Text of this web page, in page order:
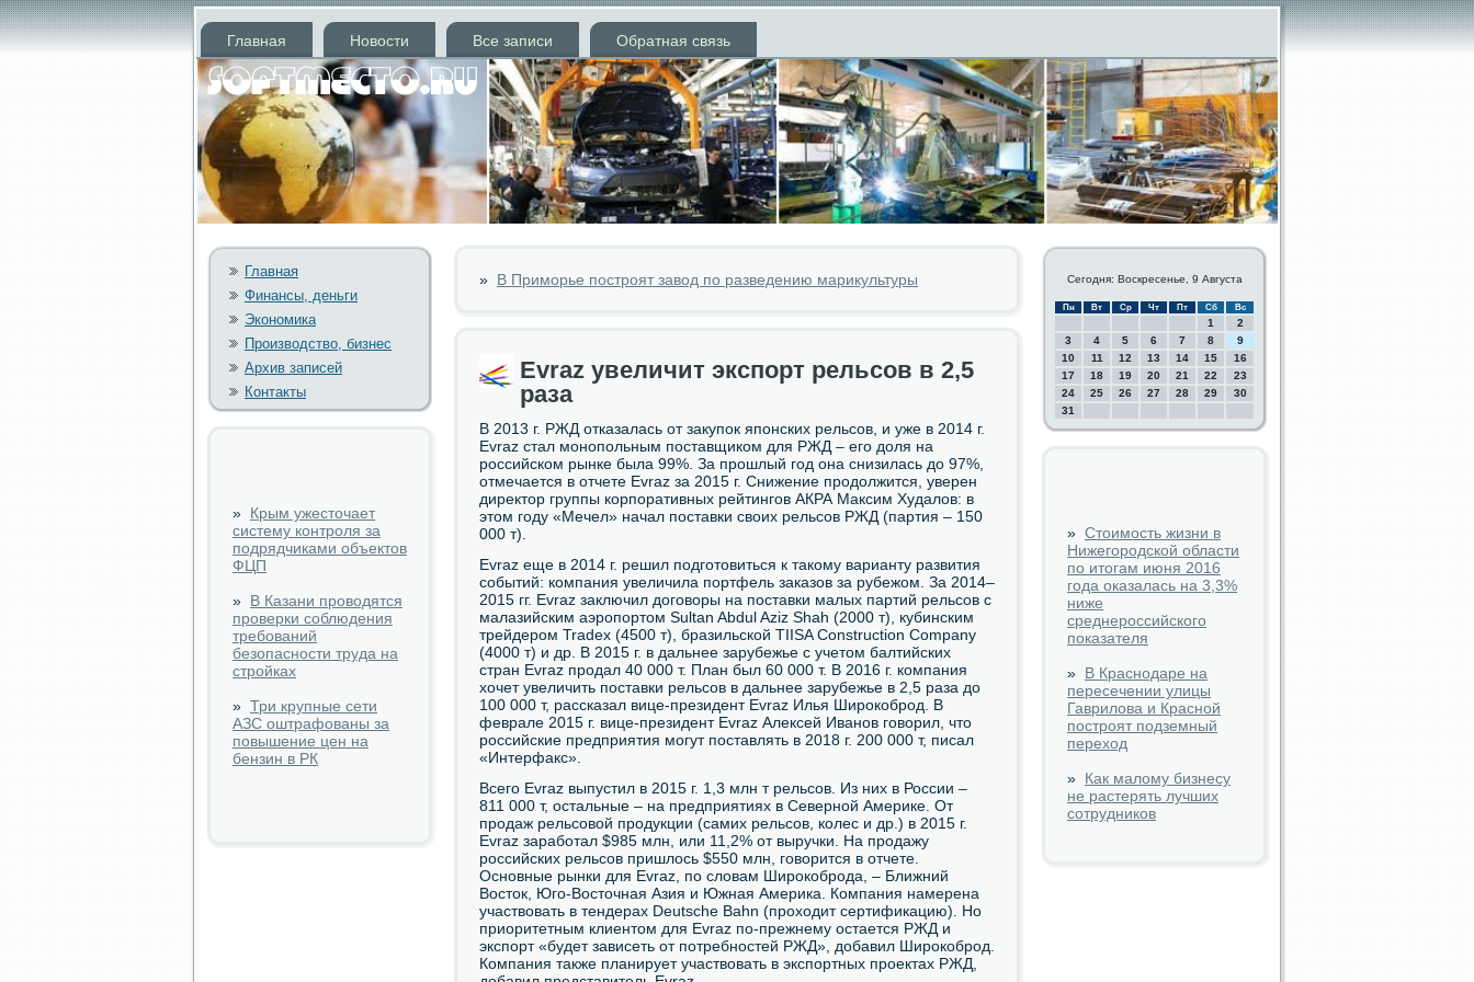
Главная Новости Все записи Обратная связь
Главная
Финансы, деньги
Экономика
Производство, бизнес
Архив записей
Контакты
» Крым ужесточает
систему контроля за
подрядчиками объектов
ФЦП
» В Казани проводятся
проверки соблюдения
требований
безопасности труда на
стройках
» Три крупные сети
АЗС оштрафованы за
повышение цен на
бензин в РК
» В Приморье построят завод по разведению марикультуры
Evraz увеличит экспорт рельсов в 2,5
раза
В 2013 г. РЖД отказалась от закупок японских рельсов, и уже в 2014 г.
Evraz стал монопольным поставщиком для РЖД – его доля на
российском рынке была 99%. За прошлый год она снизилась до 97%,
отмечается в отчете Evraz за 2015 г. Снижение продолжится, уверен
директор группы корпоративных рейтингов АКРА Максим Худалов: в
этом году «Мечел» начал поставки своих рельсов РЖД (партия – 150
000 т).
Evraz еще в 2014 г. решил подготовиться к такому варианту развития
событий: компания увеличила портфель заказов за рубежом. За 2014–
2015 гг. Evraz заключил договоры на поставки малых партий рельсов с
малазийским аэропортом Sultan Abdul Aziz Shah (2000 т), кубинским
трейдером Tradex (4500 т), бразильской TIISA Construction Company
(4000 т) и др. В 2015 г. в дальнее зарубежье с учетом балтийских
стран Evraz продал 40 000 т. План был 60 000 т. В 2016 г. компания
хочет увеличить поставки рельсов в дальнее зарубежье в 2,5 раза до
100 000 т, рассказал вице-президент Evraz Илья Широкоброд. В
феврале 2015 г. вице-президент Evraz Алексей Иванов говорил, что
российские предприятия могут поставлять в 2018 г. 200 000 т, писал
«Интерфакс».
Всего Evraz выпустил в 2015 г. 1,3 млн т рельсов. Из них в России –
811 000 т, остальные – на предприятиях в Северной Америке. От
продаж рельсовой продукции (самих рельсов, колес и др.) в 2015 г.
Evraz заработал $985 млн, или 11,2% от выручки. На продажу
российских рельсов пришлось $550 млн, говорится в отчете.
Основные рынки для Evraz, по словам Широкоброда, – Ближний
Восток, Юго-Восточная Азия и Южная Америка. Компания намерена
участвовать в тендерах Deutsche Bahn (проходит сертификацию). Но
приоритетным клиентом для Evraz по-прежнему остается РЖД и
экспорт «будет зависеть от потребностей РЖД», добавил Широкоброд.
Компания также планирует участвовать в экспортных проектах РЖД,
Сегодня: Воскресенье, 9 Августа
Пн Вт Ср Чт Пт Сб Вс
1
2
3
4 5 6 7 8
9
10
11 12 13 14 15
16
17
18 19 20 21 22
23
24
25 26 27 28 29
30
31
» Стоимость жизни в
Нижегородской области
по итогам июня 2016
года оказалась на 3,3%
ниже
среднероссийского
показателя
» В Краснодаре на
пересечении улицы
Гаврилова и Красной
построят подземный
переход
» Как малому бизнесу
не растерять лучших
сотрудников